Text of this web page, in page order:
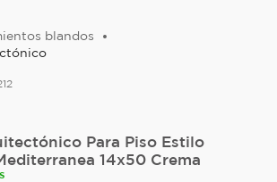
blandos
Para Piso Estilo
14x50 Crema